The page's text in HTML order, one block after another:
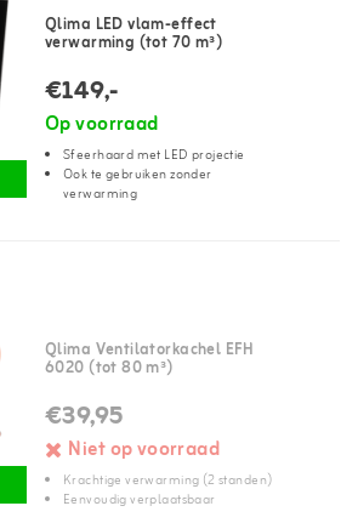
Qlima LED vlam-effect
verwarming (tot 70 m³)
€149,-
Op voorraad
Sfeerhaard met LED projectie
Ook te gebruiken zonder
verwarming
Qlima Ventilatorkachel EFH
6020 (tot 80 m³)
€39,95
Niet op voorraad
Krachtige verwarming (2 standen)
Eenvoudig verplaatsbaar